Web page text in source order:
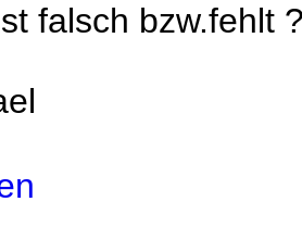
falsch bzw.fehlt